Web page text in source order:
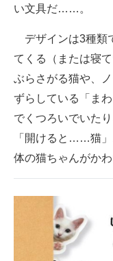
ちょっと気になるネ
い文具だ……。
デザインは3種類
てくる（または寝
ぶらさがる猫や、
ずらしている「ま
でくつろいでいた
「開けると……猫
体の猫ちゃんがか